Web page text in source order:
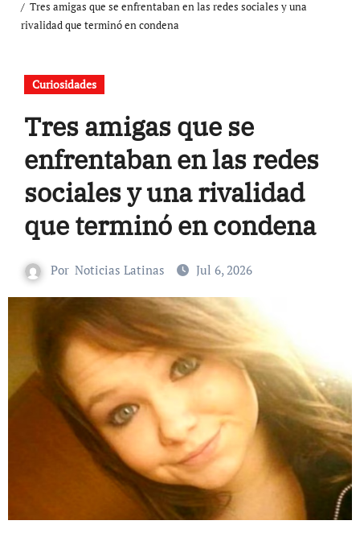
Tres amigas que se enfrentaban en las redes sociales y una
rivalidad que terminó en condena
Curiosidades
Tres amigas que se
enfrentaban en las redes
sociales y una rivalidad
que terminó en condena
Por Noticias Latinas Jul 6, 2026